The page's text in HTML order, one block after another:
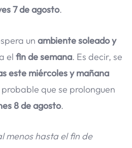
7 de agosto.
un ambiente soleado y
el fin de semana. Es decir, se
este miércoles y mañana
probable que se prolonguen
8 de agosto.
menos hasta el fin de